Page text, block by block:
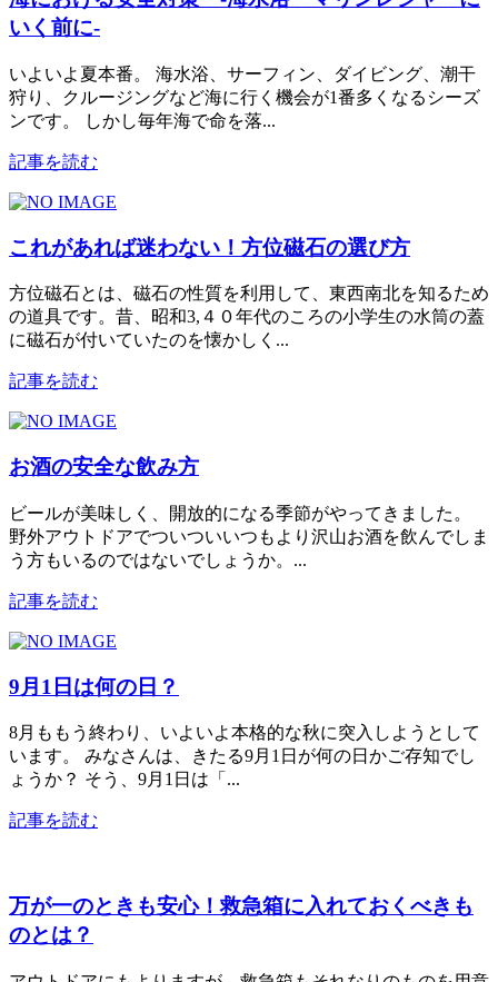
いく前に-
いよいよ夏本番。 海水浴、サーフィン、ダイビング、潮干
狩り、クルージングなど海に行く機会が1番多くなるシーズ
ンです。 しかし毎年海で命を落...
記事を読む
これがあれば迷わない！方位磁石の選び方
方位磁石とは、磁石の性質を利用して、東西南北を知るため
の道具です。昔、昭和3,４０年代のころの小学生の水筒の蓋
に磁石が付いていたのを懐かしく...
記事を読む
お酒の安全な飲み方
ビールが美味しく、開放的になる季節がやってきました。
野外アウトドアでついついいつもより沢山お酒を飲んでしま
う方もいるのではないでしょうか。...
記事を読む
9月1日は何の日？
8月ももう終わり、いよいよ本格的な秋に突入しようとして
います。 みなさんは、きたる9月1日が何の日かご存知でし
ょうか？ そう、9月1日は「...
記事を読む
万が一のときも安心！救急箱に入れておくべきも
のとは？